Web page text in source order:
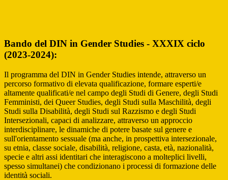
Bando del DIN in Gender Studies - XXXIX ciclo
(2023-2024):
Il programma del DIN in Gender Studies intende, attraverso un
percorso formativo di elevata qualificazione, formare esperti/e
altamente qualificati/e nel campo degli Studi di Genere, degli Studi
Femministi, dei Queer Studies, degli Studi sulla Maschilità, degli
Studi sulla Disabilità, degli Studi sul Razzismo e degli Studi
Intersezionali, capaci di analizzare, attraverso un approccio
interdisciplinare, le dinamiche di potere basate sul genere e
sull'orientamento sessuale (ma anche, in prospettiva intersezionale,
su etnia, classe sociale, disabilità, religione, casta, età, nazionalità,
specie e altri assi identitari che interagiscono a molteplici livelli,
spesso simultanei) che condizionano i processi di formazione delle
identità sociali.